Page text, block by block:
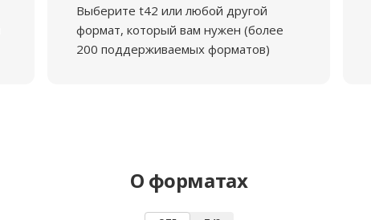
Выберите t42 или любой другой
формат, который вам нужен (более
200 поддерживаемых форматов)
О форматах